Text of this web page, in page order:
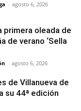
- agosto 6, 2026
primera oleada de
de verano ‘Sella
- agosto 6, 2026
de Villanueva de
su 44ª edición